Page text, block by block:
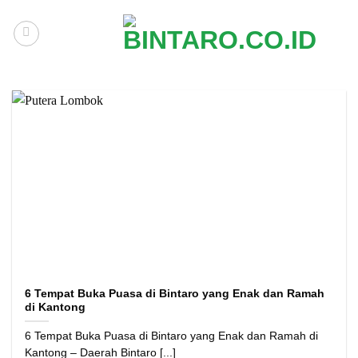
content
6 Tempat Buka Puasa di Bintaro yang Enak dan Ramah
di Kantong
6 Tempat Buka Puasa di Bintaro yang Enak dan Ramah di
Kantong – Daerah Bintaro [...]